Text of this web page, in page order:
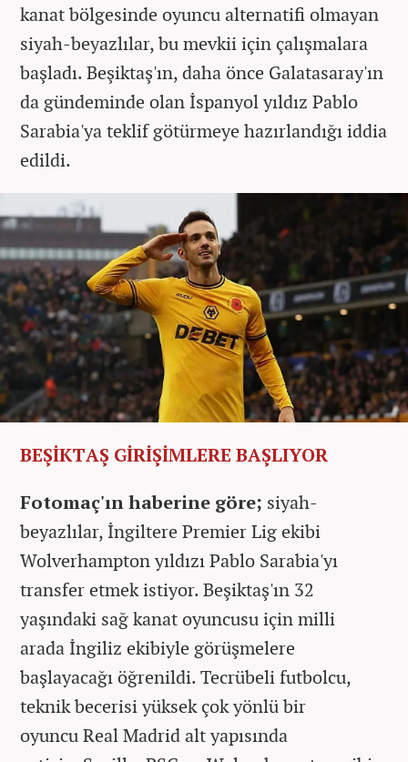
kanat bölgesinde oyuncu alternatifi olmayan
siyah-beyazlılar, bu mevkii için çalışmalara
başladı. Beşiktaş'ın, daha önce Galatasaray'ın
da gündeminde olan İspanyol yıldız Pablo
Sarabia'ya teklif götürmeye hazırlandığı iddia
edildi.
BEŞİKTAŞ GİRİŞİMLERE BAŞLIYOR
Fotomaç'ın haberine göre; siyah-
beyazlılar, İngiltere Premier Lig ekibi
Wolverhampton yıldızı Pablo Sarabia'yı
transfer etmek istiyor. Beşiktaş'ın 32
yaşındaki sağ kanat oyuncusu için milli
arada İngiliz ekibiyle görüşmelere
başlayacağı öğrenildi. Tecrübeli futbolcu,
teknik becerisi yüksek çok yönlü bir
oyuncu Real Madrid alt yapısında